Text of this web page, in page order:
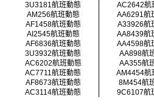
3U3181航班動態
AC2642航
AM256航班動態
AA6291航
AF1458航班動態
A33926航
AI2545航班動態
AA8439航
AF6836航班動態
AA4598航
3U3932航班動態
AA898航
AC6202航班動態
AA355航
AC7711航班動態
AM4454航
AF8673航班動態
8M454航
AC3114航班動態
9C6107航